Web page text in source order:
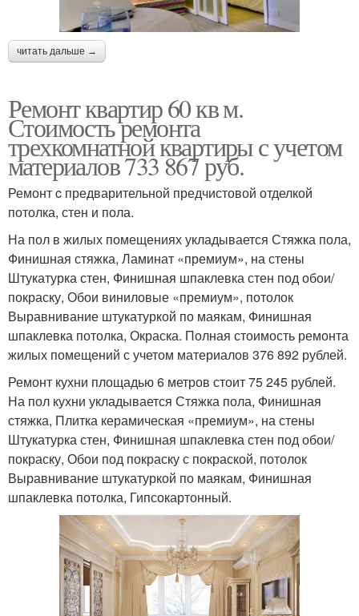
читать дальше →
Ремонт квартир 60 кв м.
Стоимость ремонта
трехкомнатной квартиры с учетом
материалов 733 867 руб.
Ремонт c предварительной предчистовой отделкой
потолка, стен и пола.
На пол в жилых помещениях укладывается Стяжка пола,
Финишная стяжка, Ламинат «премиум», на стены
Штукатурка стен, Финишная шпаклевка стен под обои/
покраску, Обои виниловые «премиум», потолок
Выравнивание штукатуркой по маякам, Финишная
шпаклевка потолка, Окраска. Полная стоимость ремонта
жилых помещений с учетом материалов 376 892 рублей.
Ремонт кухни площадью 6 метров стоит 75 245 рублей.
На пол кухни укладывается Стяжка пола, Финишная
стяжка, Плитка керамическая «премиум», на стены
Штукатурка стен, Финишная шпаклевка стен под обои/
покраску, Обои под покраску с покраской, потолок
Выравнивание штукатуркой по маякам, Финишная
шпаклевка потолка, Гипсокартонный.